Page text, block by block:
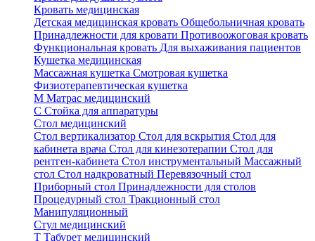
Кровать медицинская
Детская медицинская кровать Общебольничная кровать
Принадлежности для кровати Противоожоговая кровать
Функциональная кровать Для выхаживания пациентов
Кушетка медицинская
Массажная кушетка Смотровая кушетка
Физиотерапевтическая кушетка
М Матрас медицинский
С Стойка для аппаратуры
Стол медицинский
Стол вертикализатор Стол для вскрытия Стол для
кабинета врача Стол для кинезотерапии Стол для
рентген-кабинета Стол инструментальный Массажный
стол Стол надкроватный Перевязочный стол
Приборный стол Принадлежности для столов
Процедурный стол Тракционный стол
Манипуляционный
Стул медицинский
Т Табурет медицинский